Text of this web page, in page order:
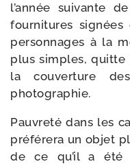
l’année sui­vante
four­ni­tures
per­son­nages à la
plus simples, quitte
la cou­ver­ture
photographie.
Pauvreté dans les
pré­fé­re­ra un objet
de ce qu’il a été